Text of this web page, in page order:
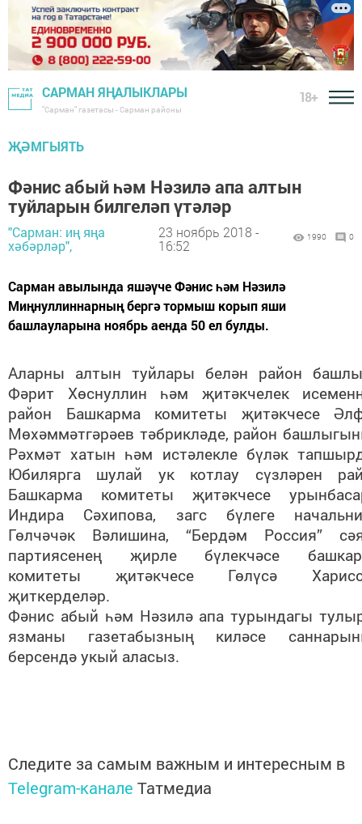
САРМАН ЯҢАЛЫКЛАРЫ
"Сарман" газетасы - Сарман районы
18+
ҖӘМГЫЯТЬ
Фәнис абый һәм Нәзилә апа алтын
туйларын билгеләп үтәләр
"Сарман: иң яңа
хәбәрләр",
23 ноябрь 2018 -
16:52
1990 0
Сарман авылында яшәүче Фәнис һәм Нәзилә
Миңнуллиннарның бергә тормыш корып яши
башлауларына ноябрь аенда 50 ел булды.
Аларны алтын туйлары белән район
Фәрит Хөснуллин һәм җитәкчелек
район Башкарма комитеты җитәкчесе
Мөхәммәтгәрәев тәбрикләде, район
Рәхмәт хатын һәм истәлекле бүләк
Юбилярга шулай ук котлау сүзләрен
Башкарма комитеты җитәкчесе
Индира Сәхипова, загс бүлеге
Гөлчәчәк Вәлишина, “Бердәм Россия”
партиясенең җирле бүлекчәсе
комитеты җитәкчесе Гөлүсә
җиткерделәр.
Фәнис абый һәм Нәзилә апа турындагы
язманы газетабызның киләсе
берсендә укый аласыз.
Следите за самым важным и интересным в
Telegram-канале Татмедиа